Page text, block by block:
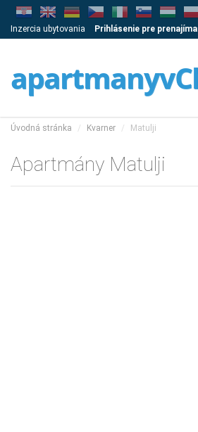
Inzercia ubytovania Prihlásenie pre
Úvodná stránka Kvarner Matulji
Apartmány Matulji